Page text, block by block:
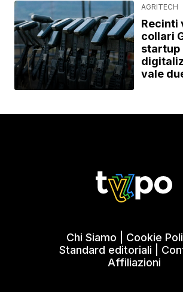
AGRITECH
Recinti
collari
startup
vale
Chi Siamo Cookie
Standard editoriali
Affiliazioni